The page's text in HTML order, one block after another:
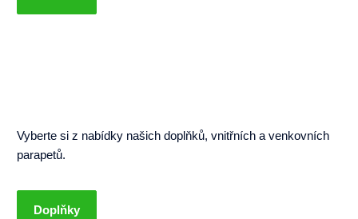
Vyberte si z nabídky našich doplňků, vnitřních a venkovních
parapetů.
Doplňky